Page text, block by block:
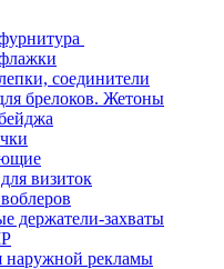
соединители
брелоков. Жетоны
визиток
держатели-захваты
наружной рекламы